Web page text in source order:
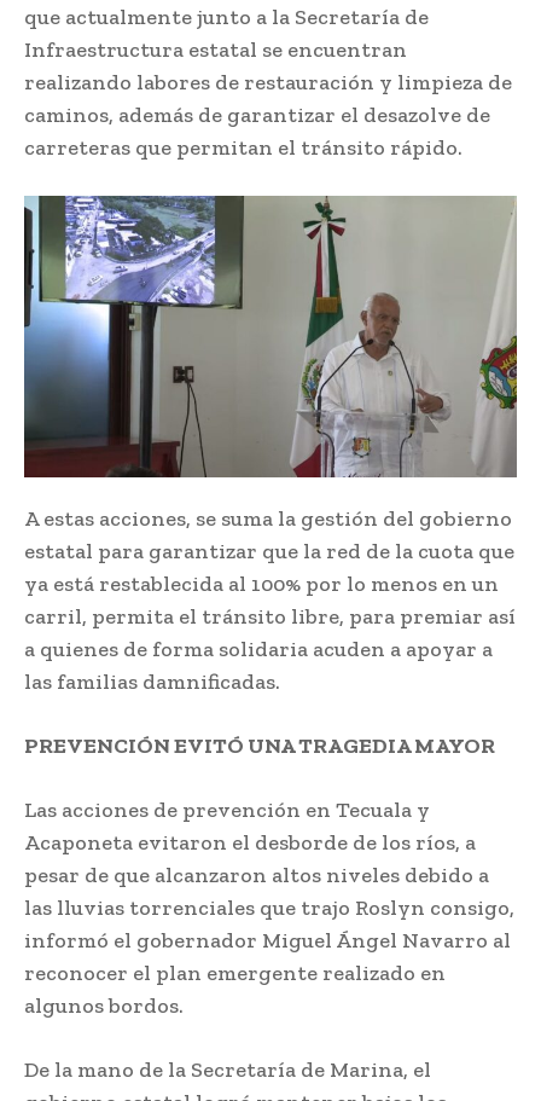
que actualmente junto a la Secretaría de
Infraestructura estatal se encuentran
realizando labores de restauración y limpieza de
caminos, además de garantizar el desazolve de
carreteras que permitan el tránsito rápido.
A estas acciones, se suma la gestión del gobierno
estatal para garantizar que la red de la cuota que
ya está restablecida al 100% por lo menos en un
carril, permita el tránsito libre, para premiar así
a quienes de forma solidaria acuden a apoyar a
las familias damnificadas.
PREVENCIÓN EVITÓ UNA TRAGEDIA MAYOR
Las acciones de prevención en Tecuala y
Acaponeta evitaron el desborde de los ríos, a
pesar de que alcanzaron altos niveles debido a
las lluvias torrenciales que trajo Roslyn consigo,
informó el gobernador Miguel Ángel Navarro al
reconocer el plan emergente realizado en
algunos bordos.
De la mano de la Secretaría de Marina, el